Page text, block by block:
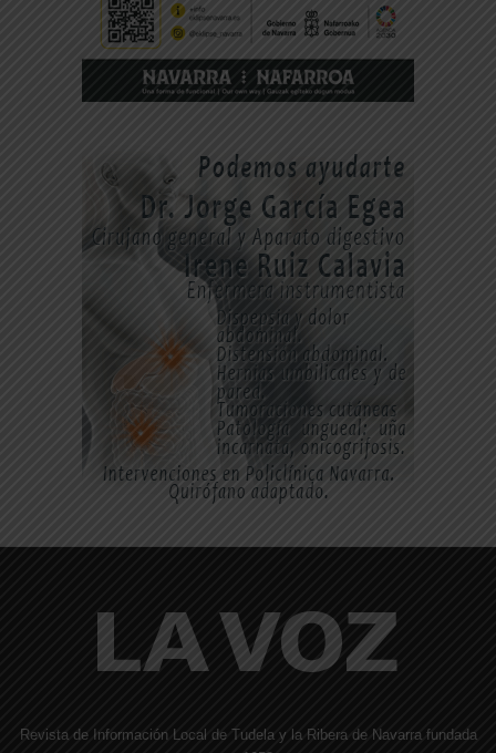
Revista de Información Local de Tudela y la Ribera de Navarra fundada